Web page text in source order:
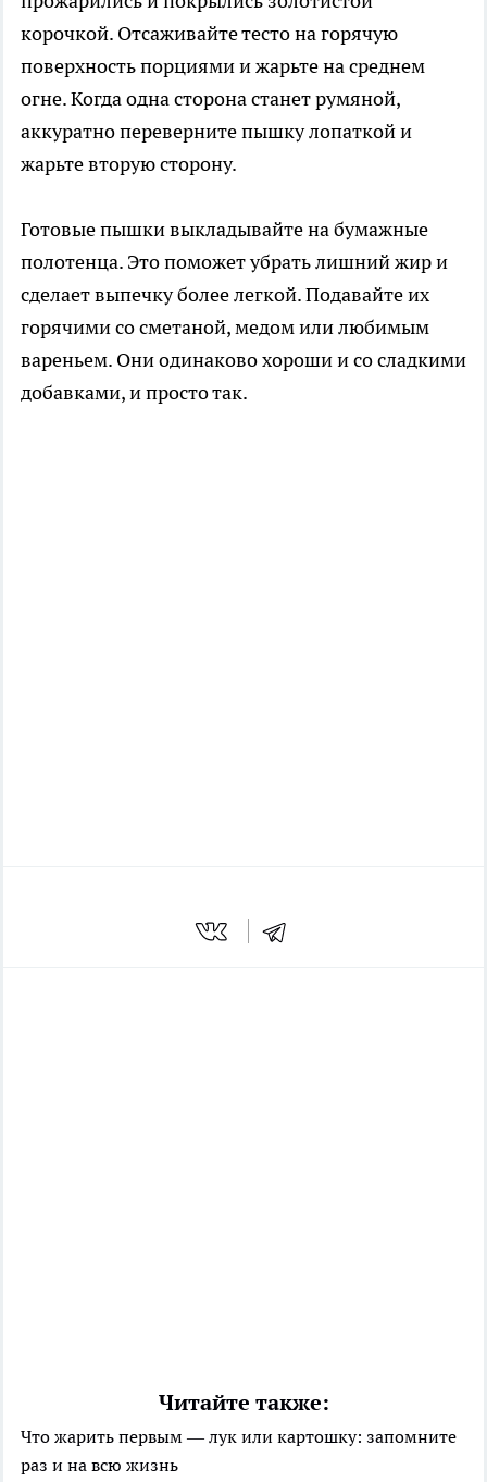
корочкой. Отсаживайте тесто на горячую
поверхность порциями и жарьте на среднем
огне. Когда одна сторона станет румяной,
аккуратно переверните пышку лопаткой и
жарьте вторую сторону.
Готовые пышки выкладывайте на бумажные
полотенца. Это поможет убрать лишний жир и
сделает выпечку более легкой. Подавайте их
горячими со сметаной, медом или любимым
вареньем. Они одинаково хороши и со сладкими
добавками, и просто так.
Читайте также:
Что жарить первым — лук или картошку: запомните
раз и на всю жизнь